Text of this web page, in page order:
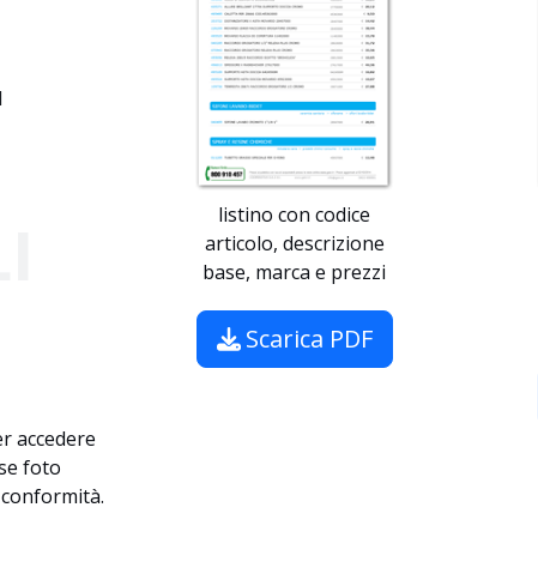
accedere
foto
listino con codice
articolo, descrizione
base, marca e prezzi
Scarica PDF